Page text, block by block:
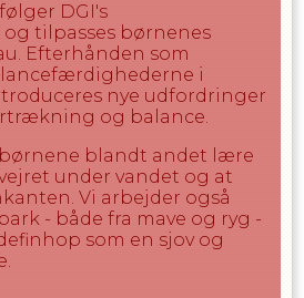
ikke opholde sig i hallen under
Det er muligt at observere
enten fra midtergangen
ved klublokalet.
DGI's
tilpasses børnenes
Efterhånden som
i
nye udfordringer
og balance.
blandt andet lære
under vandet og at
Vi arbejder også
- både fra mave og ryg -
som en sjov og